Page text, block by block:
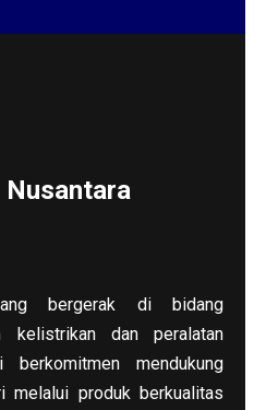
Nusantara
bergerak di bidang
kelistrikan dan peralatan
berkomitmen mendukung
melalui produk berkualitas